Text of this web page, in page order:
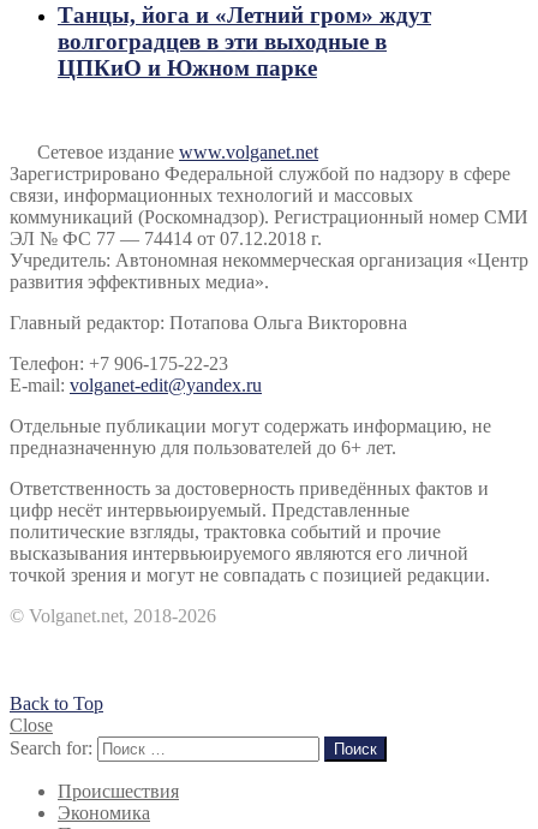
Танцы, йога и «Летний гром» ждут
волгоградцев в эти выходные в
ЦПКиО и Южном парке
Сетевое издание www.volganet.net
Зарегистрировано Федеральной службой по надзору в сфере
связи, информационных технологий и массовых
коммуникаций (Роскомнадзор). Регистрационный номер СМИ
ЭЛ № ФС 77 — 74414 от 07.12.2018 г.
Учредитель: Автономная некоммерческая организация «Центр
развития эффективных медиа».
Главный редактор: Потапова Ольга Викторовна
Телефон: +7 906-175-22-23
E-mail: volganet-edit@yandex.ru
Отдельные публикации могут содержать информацию, не
предназначенную для пользователей до 6+ лет.
Ответственность за достоверность приведённых фактов и
цифр несёт интервьюируемый. Представленные
политические взгляды, трактовка событий и прочие
высказывания интервьюируемого являются его личной
точкой зрения и могут не совпадать с позицией редакции.
© Volganet.net, 2018-2026
Back to Top
Close
Search for:
Поиск
Происшествия
Экономика